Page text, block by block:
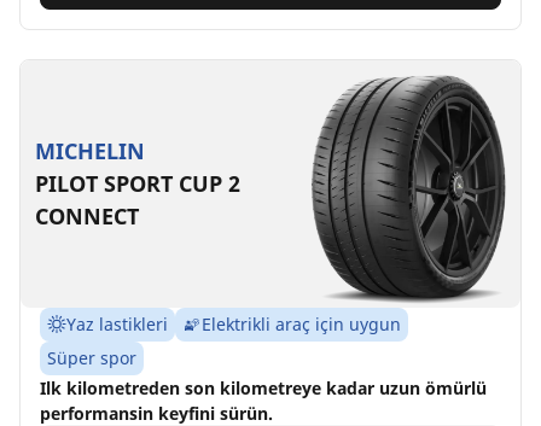
MICHELIN
PILOT SPORT CUP 2
CONNECT
Yaz lastikleri
Elektrikli araç için uygun
Süper spor
Ilk kilometreden son kilometreye kadar uzun ömürlü
performansin keyfini sürün.